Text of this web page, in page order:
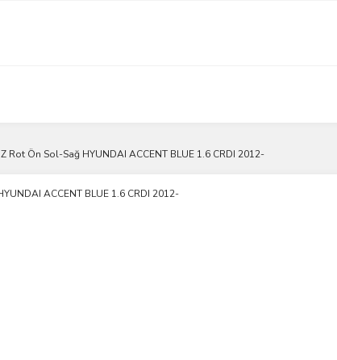
Z Rot Ön Sol-Sağ HYUNDAI ACCENT BLUE 1.6 CRDI 2012-